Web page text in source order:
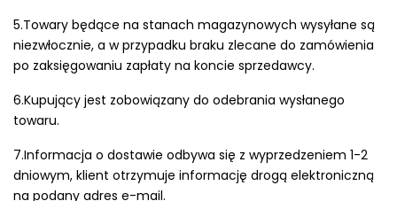
5.Towary będące na stanach magazynowych wysyłane są
niezwłocznie, a w przypadku braku zlecane do zamówienia
po zaksięgowaniu zapłaty na koncie sprzedawcy.
6.Kupujący jest zobowiązany do odebrania wysłanego
towaru.
7.Informacja o dostawie odbywa się z wyprzedzeniem 1-2
dniowym, klient otrzymuje informację drogą elektroniczną
na podany adres e-mail.